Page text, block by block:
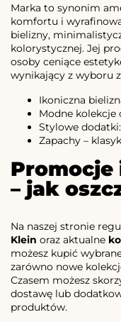
Marka to synonim
komfortu i
bielizny,
kolorystycznej. Jej
osoby ceniące
wynikający z wyboru
Ikoniczna
Modne kolekcje
Stylowe
Zapachy –
– jak
Na naszej stronie
Klein oraz aktualne
możesz kupić
zarówno nowe
Czasem możesz
dostawę lub
produktów.